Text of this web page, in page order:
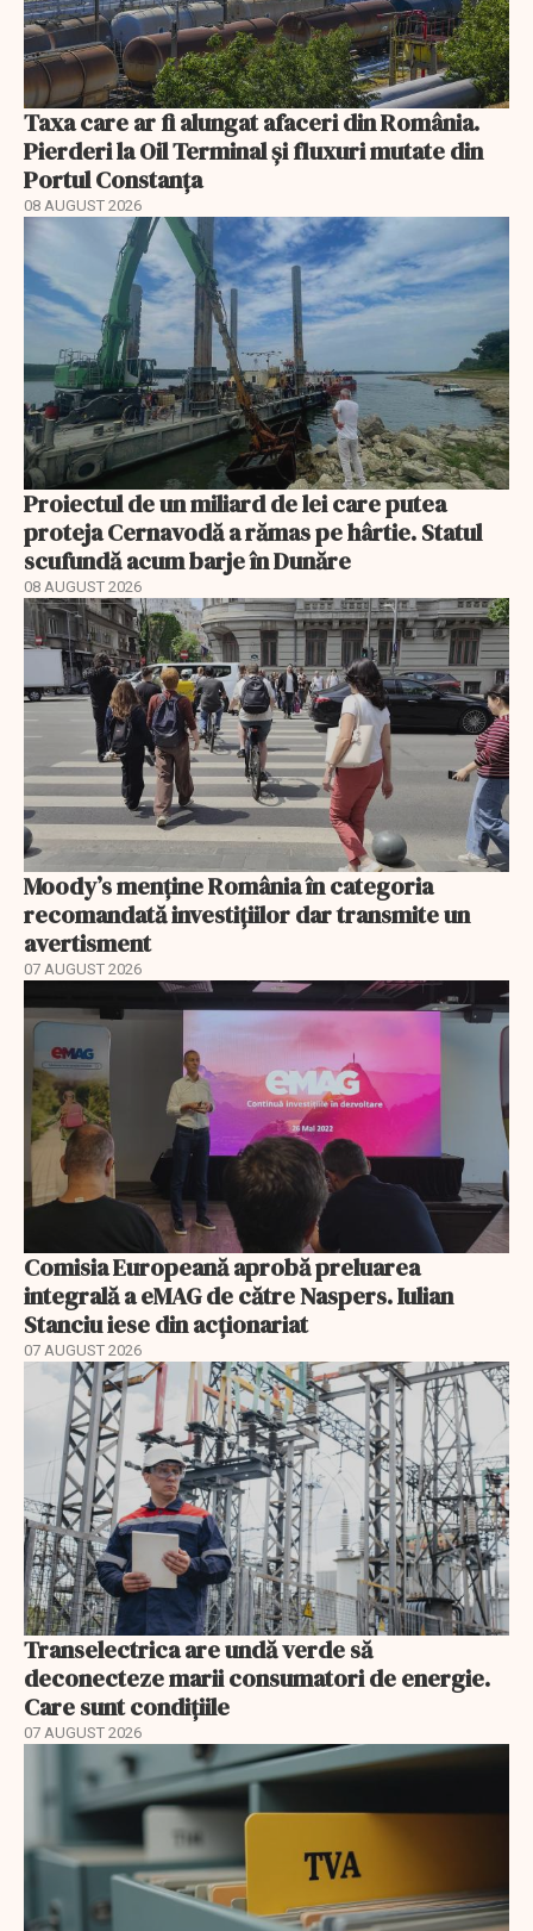
Taxa care ar fi alungat afaceri din România.
Pierderi la Oil Terminal și fluxuri mutate din
Portul Constanța
08 AUGUST 2026
Proiectul de un miliard de lei care putea
proteja Cernavodă a rămas pe hârtie. Statul
scufundă acum barje în Dunăre
08 AUGUST 2026
Moody’s menține România în categoria
recomandată investițiilor dar transmite un
avertisment
07 AUGUST 2026
Comisia Europeană aprobă preluarea
integrală a eMAG de către Naspers. Iulian
Stanciu iese din acționariat
07 AUGUST 2026
Transelectrica are undă verde să
deconecteze marii consumatori de energie.
Care sunt condițiile
07 AUGUST 2026